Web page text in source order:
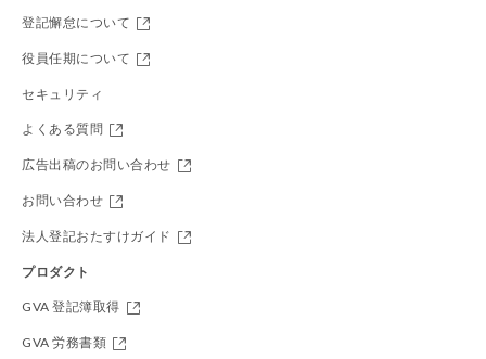
登記懈怠について
役員任期について
セキュリティ
よくある質問
広告出稿のお問い合わせ
お問い合わせ
法人登記おたすけガイド
プロダクト
GVA 登記簿取得
GVA 労務書類